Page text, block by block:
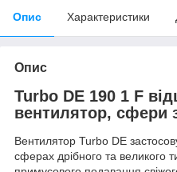
Опис Характеристики
Опис
Turbo DE 190 1 F
вентилятор, сфери
Вентилятор Turbo DE
сферах дрібного та великого